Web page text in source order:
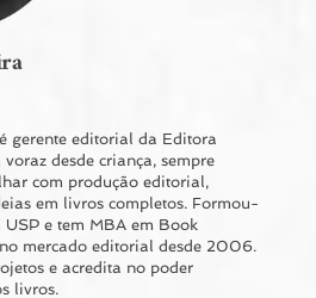
gerente editorial da Editora
desde criança, sempre
com produção editorial,
em livros completos. Formou-
USP e tem MBA em Book
mercado editorial desde 2006.
e acredita no poder
livros.